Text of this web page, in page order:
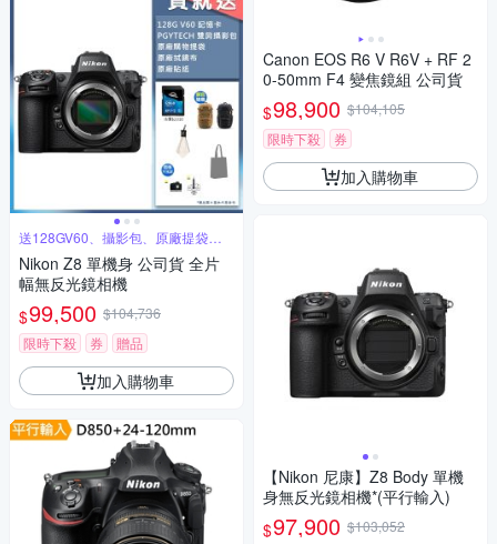
送128GV60、攝影包、原廠提袋等
好禮
Nikon Z8 單機身 公司貨 全片
幅無反光鏡相機
$99,500 $104,736
限時下殺
券 贈品
加入購物車
Canon EOS R6 V R6V + RF 2
0-50mm F4 變焦鏡組 公司貨
$98,900 $104,105
限時下殺
券
加入購物車
【Nikon 尼康】Z8 Body 單機
身無反光鏡相機*(平行輸入)
$97,900 $103,052